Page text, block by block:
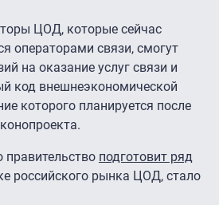
ЦОД, которые сейчас
операторами связи, смогут
на оказание услуг связи и
код внешнеэкономической
которого планируется после
подготовит ряд
российского рынка ЦОД, стало